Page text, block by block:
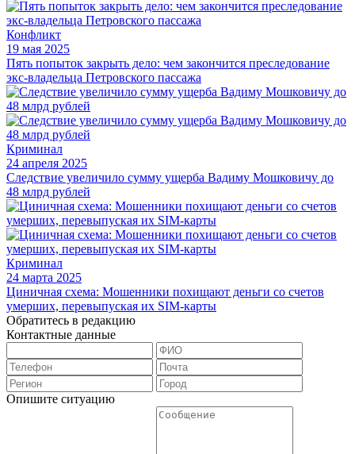
Конфликт
19 мая 2025
Пять попыток закрыть дело: чем закончится преследование
экс-владельца Петровского пассажа
Криминал
24 апреля 2025
Следствие увеличило сумму ущерба Вадиму Мошковичу до
48 млрд рублей
Криминал
24 марта 2025
Циничная схема: Мошенники похищают деньги со счетов
умерших, перевыпуская их SIM-карты
Обратитесь в редакцию
Контактные данные
Опишите ситуацию